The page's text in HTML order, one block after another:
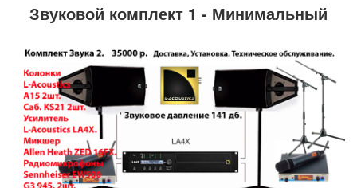
Звуковой комплект 1 - Минимальный